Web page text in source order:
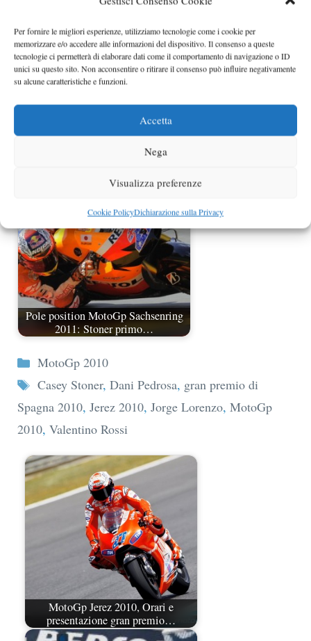
Per fornire le migliori esperienze, utilizziamo tecnologie come i cookie per
memorizzare e/o accedere alle informazioni del dispositivo. Il consenso a queste
tecnologie ci permetterà di elaborare dati come il comportamento di navigazione o ID
unici su questo sito. Non acconsentire o ritirare il consenso può influire negativamente
su alcune caratteristiche e funzioni.
Accetta
Nega
Visualizza preferenze
Cookie PolicyDichiarazione sulla Privacy
2012: Lorenzo in…
Pole position MotoGp Sachsenring
2011: Stoner primo…
Categorie
MotoGp 2010
Tag
Casey Stoner, Dani Pedrosa, gran premio di
Spagna 2010, Jerez 2010, Jorge Lorenzo, MotoGp
2010, Valentino Rossi
MotoGp Jerez 2010, Orari e
presentazione gran premio…